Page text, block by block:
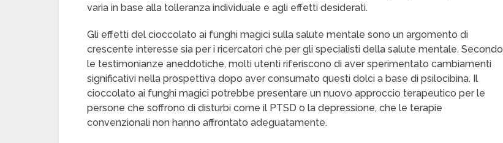
varia in base alla tolleranza individuale e agli effetti desiderati.
Gli effetti del cioccolato ai funghi magici sulla salute mentale sono un argomento di
crescente interesse sia per i ricercatori che per gli specialisti della salute mentale. Secondo
le testimonianze aneddotiche, molti utenti riferiscono di aver sperimentato cambiamenti
significativi nella prospettiva dopo aver consumato questi dolci a base di psilocibina. Il
cioccolato ai funghi magici potrebbe presentare un nuovo approccio terapeutico per le
persone che soffrono di disturbi come il PTSD o la depressione, che le terapie
convenzionali non hanno affrontato adeguatamente.